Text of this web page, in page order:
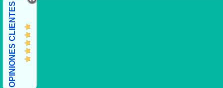
OPINIONES CLIENTES